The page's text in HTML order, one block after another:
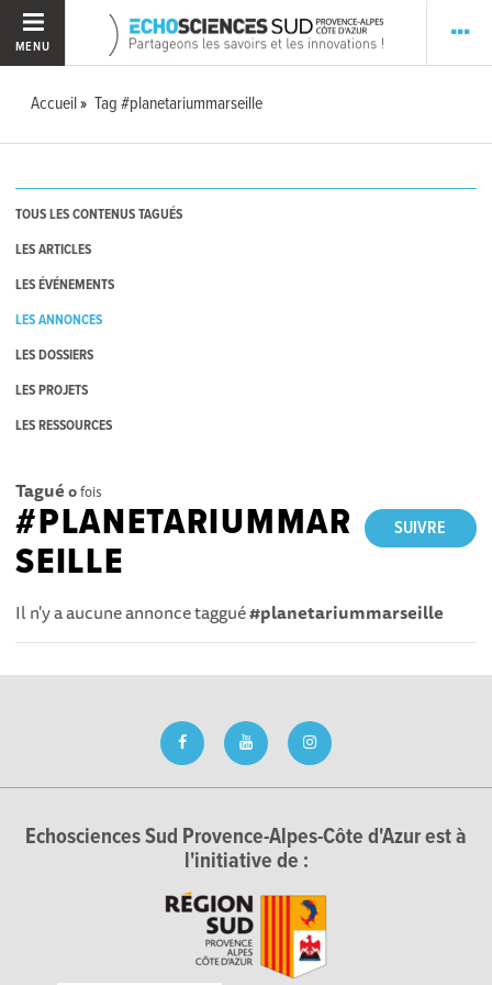
MENU
Accueil Tag #planetariummarseille
TOUS LES CONTENUS TAGUÉS
LES ARTICLES
LES ÉVÉNEMENTS
LES ANNONCES
LES DOSSIERS
LES PROJETS
LES RESSOURCES
Tagué 0fois
SUIVRE
#PLANETARIUMMAR
SEILLE
Il n'y a aucune annonce taggué#planetariummarseille
Echosciences Sud Provence-Alpes-Côte d'Azur est à
l'initiative de :